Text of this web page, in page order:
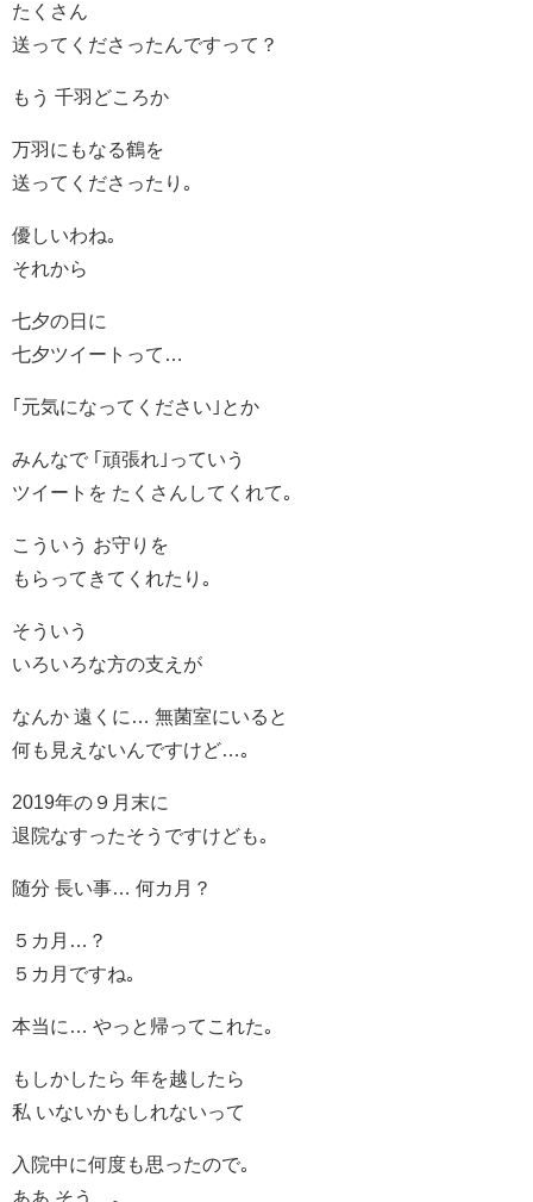
たくさん
送ってくださったんですって？
もう 千羽どころか
万羽にもなる鶴を
送ってくださったり｡
優しいわね｡
それから
七夕の日に
七夕ツイートって…
｢元気になってください｣とか
みんなで ｢頑張れ｣っていう
ツイートを たくさんしてくれて｡
こういう お守りを
もらってきてくれたり｡
そういう
いろいろな方の支えが
なんか 遠くに… 無菌室にいると
何も見えないんですけど…｡
2019年の９月末に
退院なすったそうですけども｡
随分 長い事… 何カ月？
５カ月…？
５カ月ですね｡
本当に… やっと帰ってこれた｡
もしかしたら 年を越したら
私 いないかもしれないって
入院中に何度も思ったので｡
ああ そう…｡